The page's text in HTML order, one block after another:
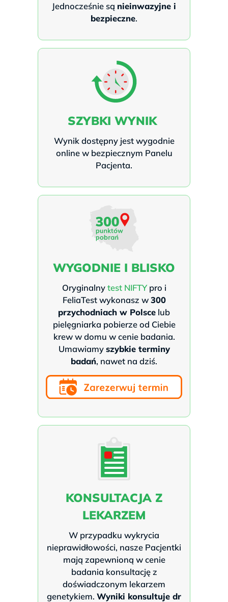
Jednocześnie są nieinwazyjne i
bezpieczne.
SZYBKI WYNIK
Wynik dostępny jest wygodnie
online w bezpiecznym Panelu
Pacjenta.
WYGODNIE I BLISKO
Oryginalnytest NIFTYpro i
FeliaTest wykonasz w300
przychodniach w Polsce lub
pielęgniarka pobierze od Ciebie
krew w domu w cenie badania.
Umawiamyszybkie terminy
badań, nawet na dziś.
KONSULTACJA Z
LEKARZEM
W przypadku wykrycia
nieprawidłowości, nasze Pacjentki
mają zapewnioną w cenie
badania konsultację z
doświadczonym lekarzem
genetykiem. Wyniki konsultuje dr